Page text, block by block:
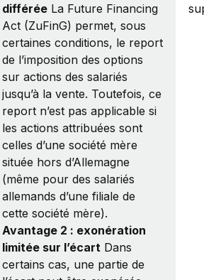
différéeLa Future Financing
Act (ZuFinG) permet, sous
certaines conditions, le report
de l’imposition des options
sur actions des salariés
jusqu’à la vente. Toutefois, ce
report n’est pas applicable si
les actions attribuées sont
celles d’une société mère
située hors d’Allemagne
(même pour des salariés
allemands d’une filiale de
cette société mère).
Avantage 2 : exonération
limitée sur l’écart Dans
certains cas, une partie de